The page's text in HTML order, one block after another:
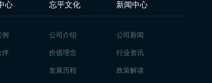
心
例
伴
忘平文化
公司介绍
价值理念
发展历程
新闻中心
公司新闻
行业资讯
政策解读